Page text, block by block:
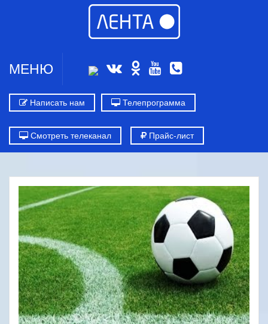
МЕНЮ
Написать нам Телепрограмма
Смотреть телеканал Прайс-лист